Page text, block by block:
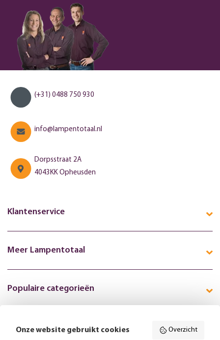
(+31) 0488 750 930
info@lampentotaal.nl
Dorpsstraat 2A
4043KK Opheusden
Klantenservice
Meer Lampentotaal
Populaire categorieën
Volg ons online:
Onze website gebruikt cookies Overzicht